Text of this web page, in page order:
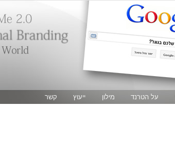
על הטרנד מילון ייעוץ קשר